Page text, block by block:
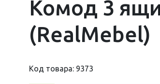
Комод 3
(RealMebel)
Код товара: 9373